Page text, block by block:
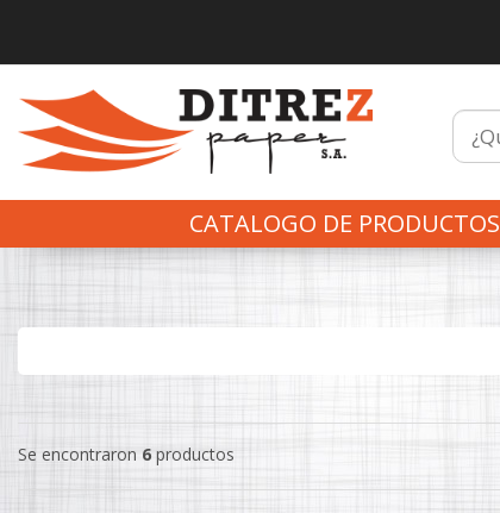
CATALOGO DE PRODUCTOS
Se encontraron 6 productos